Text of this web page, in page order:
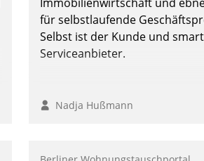
für selbstlaufende
Selbst ist der Kunde und
Serviceanbieter.
Nadja Hußmann